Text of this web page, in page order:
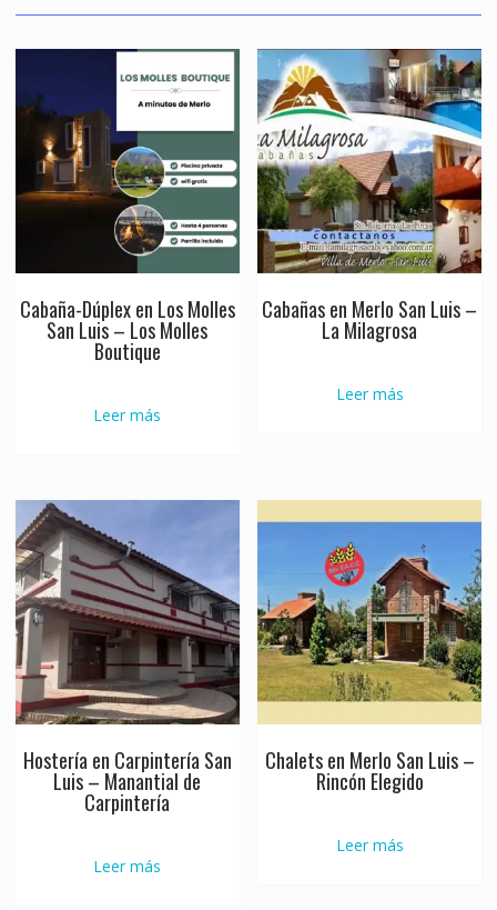
Cabaña-Dúplex en Los Molles
San Luis – Los Molles
Boutique
Leer más
Cabañas en Merlo San Luis –
La Milagrosa
Leer más
Hostería en Carpintería San
Luis – Manantial de
Carpintería
Leer más
Chalets en Merlo San Luis –
Rincón Elegido
Leer más